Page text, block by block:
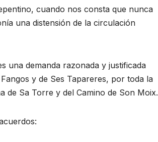
cuando nos consta que nunca
una distensión de la circulación
una demanda razonada y justificada
y de Ses Tapareres, por toda la
de Sa Torre y del Camino de Son Moix.